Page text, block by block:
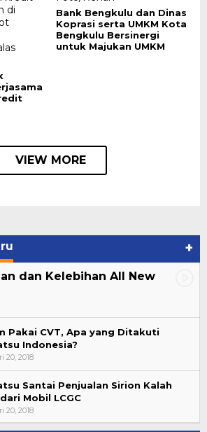
Bank Bengkulu dan Dinas
Koprasi serta UMKM Kota
Bengkulu Bersinergi
untuk Majukan UMKM
VIEW MORE
+
dan Kelebihan All New
Pakai CVT, Apa yang Ditakuti
Indonesia?
20, 2018
Santai Penjualan Sirion Kalah
Mobil LCGC
20, 2018 Hadiri Paripurna Hasil
Bupati dan Wabup Te…